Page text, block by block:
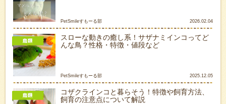
PetSmileすもーる部 2026.02.04
スローな動きの癒し系！サザナミインコってど
んな鳥？性格・特徴・値段など
PetSmileすもーる部 2025.12.05
コザクラインコと暮らそう！特徴や飼育方法、
飼育の注意点について解説